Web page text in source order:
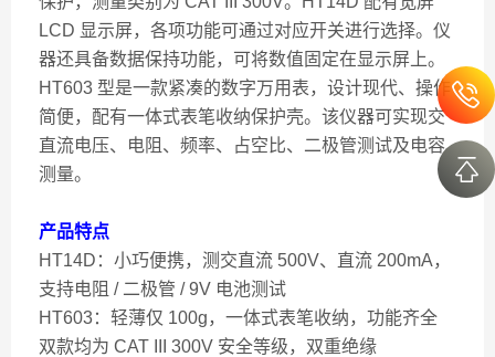
LCD 显示屏，各项功能可通过对应开关进行选择。仪
器还具备数据保持功能，可将数值固定在显示屏上。
HT603 型是一款紧凑的数字万用表，设计现代、操作
简便，配有一体式表笔收纳保护壳。该仪器可实现交
直流电压、电阻、频率、占空比、二极管测试及电容
测量。
产品特点
HT14D：小巧便携，测交直流 500V、直流 200mA，
支持电阻 / 二极管 / 9V 电池测试
HT603：轻薄仅 100g，一体式表笔收纳，功能齐全
双款均为 CAT III 300V 安全等级，双重绝缘